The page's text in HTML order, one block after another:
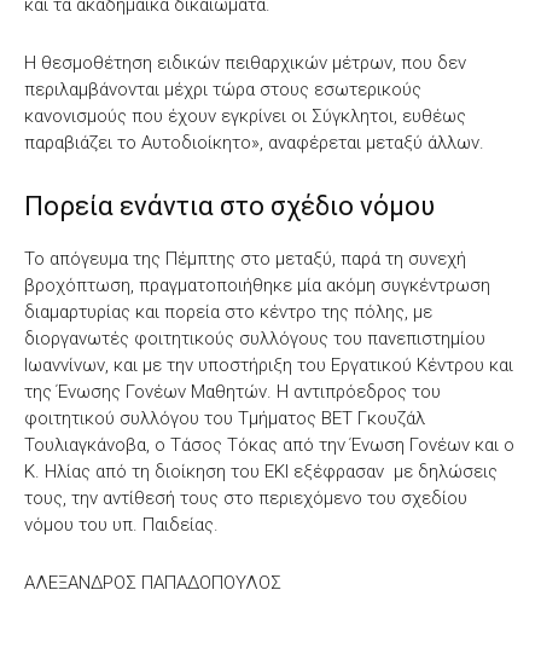
και τα ακαδημαϊκά δικαιώματα.
Η θεσμοθέτηση ειδικών πειθαρχικών μέτρων, που δεν
περιλαμβάνονται μέχρι τώρα στους εσωτερικούς
κανονισμούς που έχουν εγκρίνει οι Σύγκλητοι, ευθέως
παραβιάζει το Αυτοδιοίκητο», αναφέρεται μεταξύ άλλων.
Πορεία ενάντια στο σχέδιο νόμου
Το απόγευμα της Πέμπτης στο μεταξύ, παρά τη συνεχή
βροχόπτωση, πραγματοποιήθηκε μία ακόμη συγκέντρωση
διαμαρτυρίας και πορεία στο κέντρο της πόλης, με
διοργανωτές φοιτητικούς συλλόγους του πανεπιστημίου
Ιωαννίνων, και με την υποστήριξη του Εργατικού Κέντρου και
της Ένωσης Γονέων Μαθητών. Η αντιπρόεδρος του
φοιτητικού συλλόγου του Τμήματος ΒΕΤ Γκουζάλ
Τουλιαγκάνοβα, ο Τάσος Τόκας από την Ένωση Γονέων και ο
Κ. Ηλίας από τη διοίκηση του ΕΚΙ εξέφρασαν με δηλώσεις
τους, την αντίθεσή τους στο περιεχόμενο του σχεδίου
νόμου του υπ. Παιδείας.
ΑΛΕΞΑΝΔΡΟΣ ΠΑΠΑΔΟΠΟΥΛΟΣ